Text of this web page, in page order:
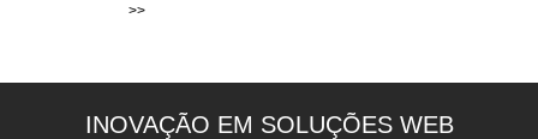
>>
INOVAÇÃO EM SOLUÇÕES WEB